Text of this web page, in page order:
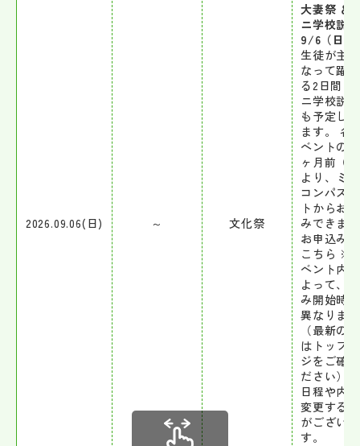
2026.09.06(日) ～ 文化祭
大妻祭 ＆
ニ学校説
9/6（日）
生徒が主
なって躍
る2日間！
ニ学校説
も予定し
ます。 各
ベントの
ヶ月前（
より、ミ
コンパス
トからお
みできま
お申込みは
こちら ※
ベント内
よって、
み開始時
異なりま
（最新の
はトップ
ジをご確
ださい）
日程や内
変更する
がございま
す。